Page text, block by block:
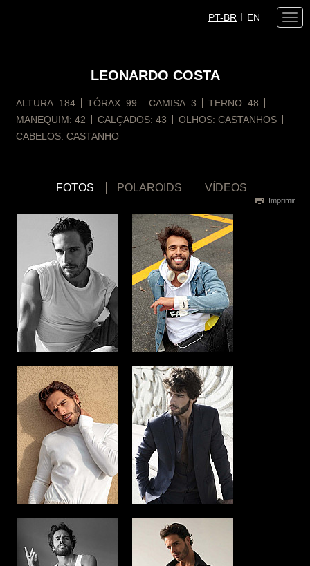
PT-BR EN
LEONARDO COSTA
ALTURA: 184 TÓRAX: 99 CAMISA: 3 TERNO: 48
MANEQUIM: 42 CALÇADOS: 43 OLHOS: CASTANHOS
CABELOS: CASTANHO
FOTOS POLAROIDS VÍDEOS
Imprimir